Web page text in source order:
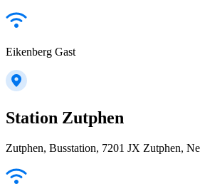
Eikenberg Gast
Station Zutphen
Zutphen, Busstation, 7201 JX Zutphen,